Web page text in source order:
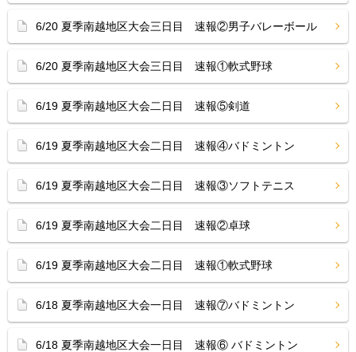
6/20 夏季南越地区大会三日目 速報②男子バレーボール
6/20 夏季南越地区大会三日目 速報①軟式野球
6/19 夏季南越地区大会二日目 速報⑤剣道
6/19 夏季南越地区大会二日目 速報④バドミントン
6/19 夏季南越地区大会二日目 速報③ソフトテニス
6/19 夏季南越地区大会二日目 速報②卓球
6/19 夏季南越地区大会二日目 速報①軟式野球
6/18 夏季南越地区大会一日目 速報⑦バドミントン
6/18 夏季南越地区大会一日目 速報⑥ バドミントン